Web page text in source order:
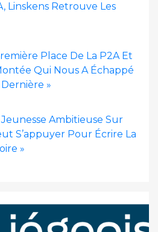
Linskens Retrouve Les
Place De La P2A Et
Qui Nous A Échappé
»
Ambitieuse Sur
S’appuyer Pour Écrire La
»